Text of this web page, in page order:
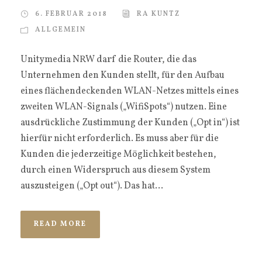
6. FEBRUAR 2018
RA KUNTZ
ALLGEMEIN
Unitymedia NRW darf die Router, die das
Unternehmen den Kunden stellt, für den Aufbau
eines flächendeckenden WLAN-Netzes mittels eines
zweiten WLAN-Signals („WifiSpots“) nutzen. Eine
ausdrückliche Zustimmung der Kunden („Opt in“) ist
hierfür nicht erforderlich. Es muss aber für die
Kunden die jederzeitige Möglichkeit bestehen,
durch einen Widerspruch aus diesem System
auszusteigen („Opt out“). Das hat...
READ MORE